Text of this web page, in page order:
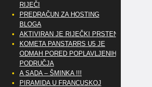
RIJEČI
PREDRAČUN ZA HOSTING
BLOGA
AKTIVIRAN JE RIJEČKI PRSTEN
KOMETA PANSTARRS U5 JE
ODMAH PORED POPLAVLJENIH
PODRUČJA
A SADA – ŠMINKA !!!
PIRAMIDA U FRANCUSKOJ